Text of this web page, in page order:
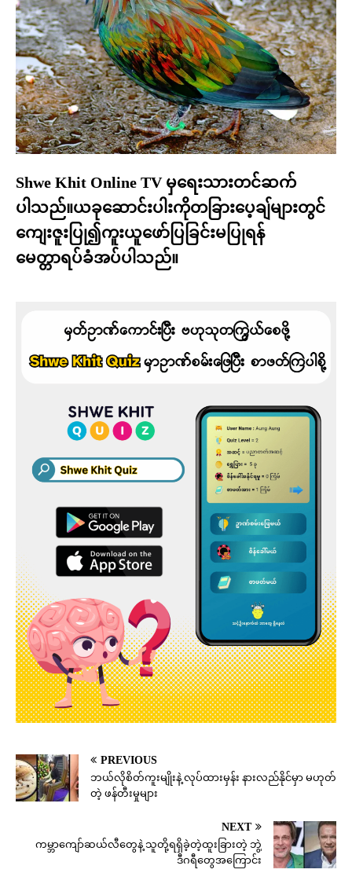
Shwe Khit Online TV မှရေးသားတင်ဆက်
ပါသည်။ယခုဆောင်းပါးကိုတခြားပေ့ချ်များတွင်
ကျေးဇူးပြု၍ကူးယူဖော်ပြခြင်းမပြုရန်
မေတ္တာရပ်ခံအပ်ပါသည်။
PREVIOUS
ဘယ်လိုစိတ်ကူးမျိုးနဲ့ လုပ်ထားမှန်း နားလည်နိုင်မှာ မဟုတ်
တဲ့ ဖန်တီးမှုများ
NEXT
ကမ္ဘာကျော်ဆယ်လီတွေနဲ့ သူတို့ရရှိခဲ့တဲ့ထူးခြားတဲ့ ဘွဲ့
ဒီဂရီတွေအကြောင်း